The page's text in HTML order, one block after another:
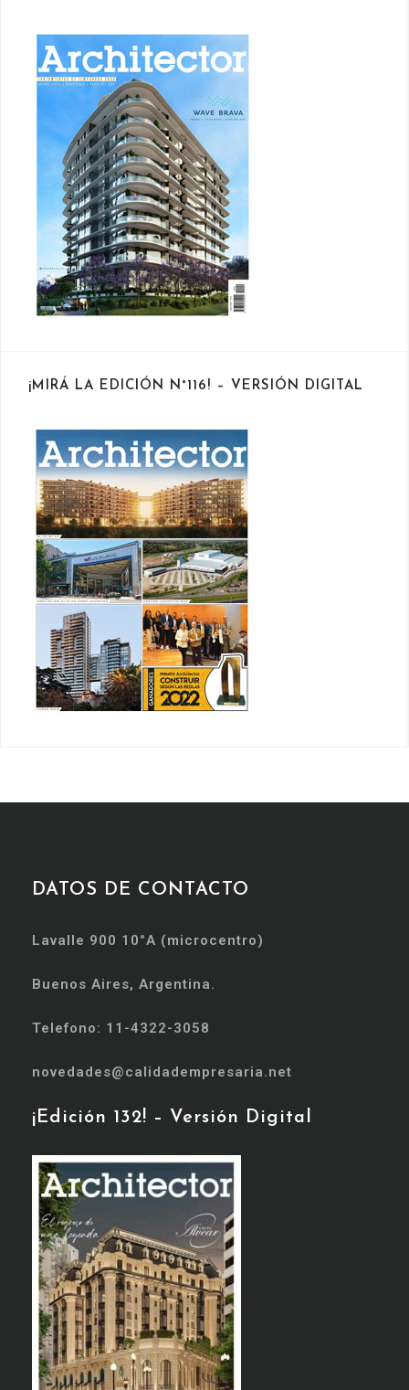
¡MIRÁ LA EDICIÓN N°116! – VERSIÓN DIGITAL
DATOS DE CONTACTO
Lavalle 900 10°A (microcentro)
Buenos Aires, Argentina.
Telefono: 11-4322-3058
novedades@calidadempresaria.net
¡Edición 132! – Versión Digital